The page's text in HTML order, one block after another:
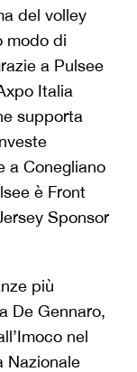
del volley
modo di
a Pulsee
Italia
supporta
a Conegliano
è Front
Sponsor
più
De Gennaro,
nel
Nazionale